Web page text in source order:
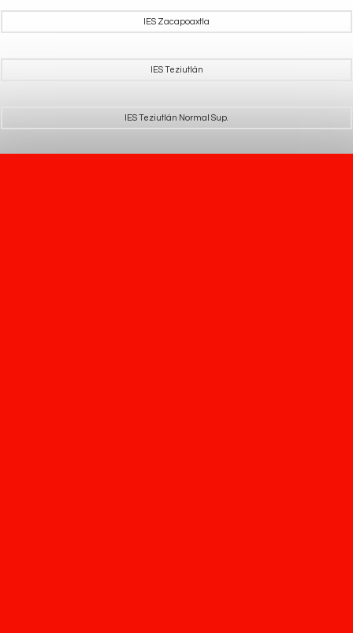
IES Zacapoaxtla
IES Teziutlán
IES Teziutlán Normal Sup.